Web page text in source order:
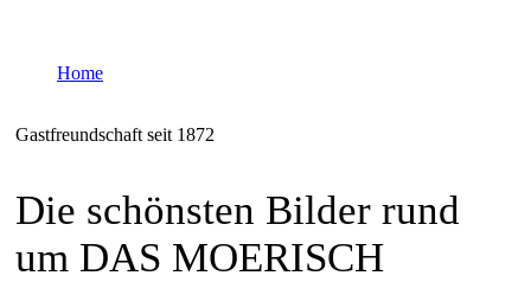
Home
Gastfreundschaft seit 1872
Die schönsten Bilder rund
um DAS MOERISCH